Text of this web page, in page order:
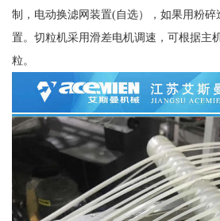
制，电动换滤网装置(自选），如果用粉
置。切粒机采用滑差电机调速，可根据主
粒。